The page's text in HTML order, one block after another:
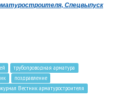
Спецвыпуск
трубопроводная арматура
поздравление
журнал Вестник арматуростроителя